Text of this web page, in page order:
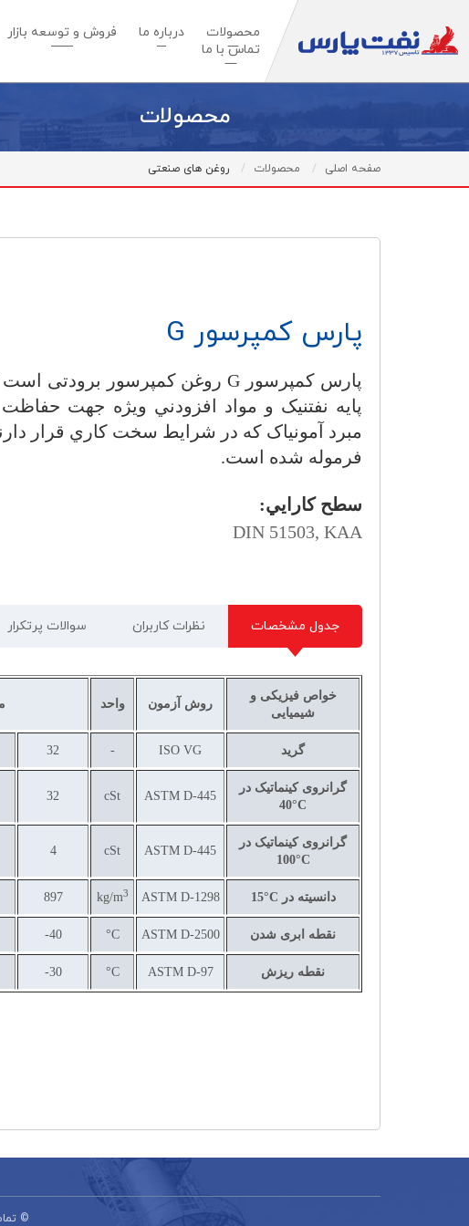
محصولات درباره ما فروش و توسعه بازار
تماس با ما
محصولات
صفحه اصلی محصولات روغن های صنعتی
پارس کمپرسور G
پارس کمپرسور Gروغن کمپرسور برودتی است
پایه نفتنیک و مواد افزودني ویژه جهت
مبرد آمونیاک كه در شرايط سخت كاري قرار
فرموله شده است.
سطح كارايي:
DIN 51503, KAA
جدول مشخصات نظرات کاربران سوالات پرتکرار
خواص فیزیکی و
شیمیایی
روش آزمون واحد
گرید ISO VG
-
32
گرانروی کینماتیک در
40°C
ASTM D-445
cSt
32
گرانروی کینماتیک در
100°C
ASTM D-445
cSt
4
دانسیته در 15°C
ASTM D-1298
kg/m3
897
نقطه ابری شدن ASTM D-2500
°C
40-
نقطه ریزش ASTM D-97
°C
30-
©